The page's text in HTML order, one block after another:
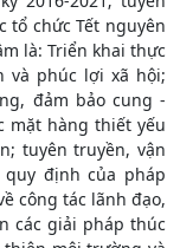
tổ chức Tết nguyên
là: Triển khai thực
và phúc lợi xã hội;
đảm bảo cung -
mặt hàng thiết yếu
tuyên truyền, vận
định của pháp
công tác lãnh đạo,
các giải pháp thúc